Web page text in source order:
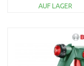
AUF LAGER
Vergleichen